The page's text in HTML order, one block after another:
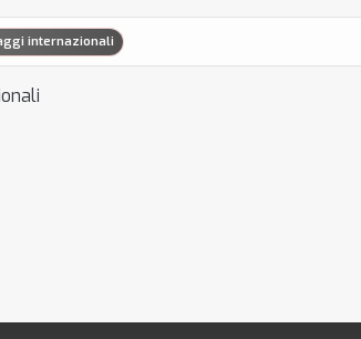
internazionali